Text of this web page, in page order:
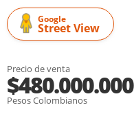
Google
Street View
Precio de venta
$480.000.000
Pesos Colombianos